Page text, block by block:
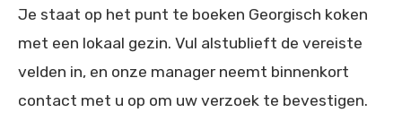
Je staat op het punt te boeken Georgisch koken
met een lokaal gezin. Vul alstublieft de vereiste
velden in, en onze manager neemt binnenkort
contact met u op om uw verzoek te bevestigen.